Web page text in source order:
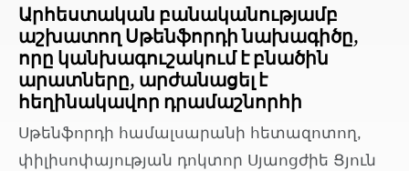
Արհեստական բանականությամբ
աշխատող Սթենֆորդի նախագիծը,
որը կանխագուշակում է բնածին
արատները, արժանացել է
հեղինակավոր դրամաշնորհի
Սթենֆորդի համալսարանի հետազոտող,
փիլիսոփայության դոկտոր Սյաոցժիե Ցյուն